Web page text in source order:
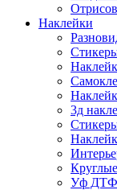
Наклейки
3д
Уф ДТФ